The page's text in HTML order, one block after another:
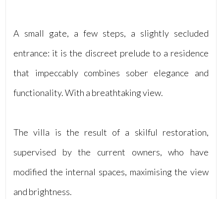
A small gate, a few steps, a slightly secluded
entrance: it is the discreet prelude to a residence
that impeccably combines sober elegance and
functionality. With a breathtaking view.
The villa is the result of a skilful restoration,
supervised by the current owners, who have
modified the internal spaces, maximising the view
and brightness.
5
5+
Altre
opzioni
multiscelta